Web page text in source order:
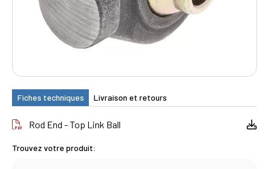
Fiches techniques Livraison et retours
Rod End - Top Link Ball
Trouvez votre produit: